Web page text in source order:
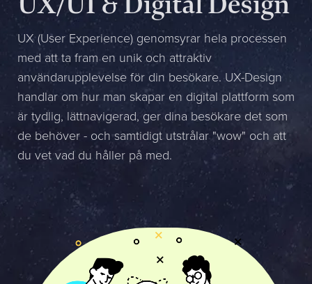
Jag vill...
Mitt största problem är...
Namn *
Företag *
Telefon *
UX (User Experience) genomsyrar hela processen
med att ta fram en unik och attraktiv
användarupplevelse för din besökare. UX-Design
handlar om hur man skapar en digital plattform som
är tydlig, lättnavigerad, ger dina besökare det som
de behöver - och samtidigt utstrålar "wow" och att
du vet vad du håller på med.